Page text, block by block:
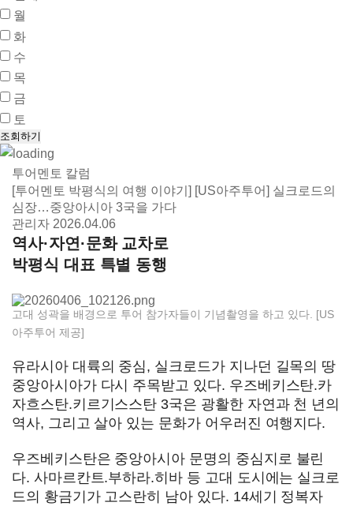
월
화
수
목
금
토
투어멘토 칼럼
[투어멘토 박평식의 여행 이야기] [US아주투어] 실크로드의
심장…중앙아시아 3국을 가다
관리자 2026.04.06
역사·자연·문화 교차로
박평식 대표 특별 동행
고대 성곽을 배경으로 투어 참가자들이 기념촬영을 하고 있다. [US
아주투어 제공]
유라시아 대륙의 중심, 실크로드가 지나던 길목의 땅
중앙아시아가 다시 주목받고 있다. 우즈베키스탄.카
자흐스탄.키르기스스탄 3국은 광활한 자연과 천 년의
역사, 그리고 살아 있는 문화가 어우러진 여행지다.
우즈베키스탄은 중앙아시아 문명의 중심지로 불린
다. 사마르칸트.부하라.히바 등 고대 도시에는 실크로
드의 황금기가 고스란히 남아 있다. 14세기 정복자